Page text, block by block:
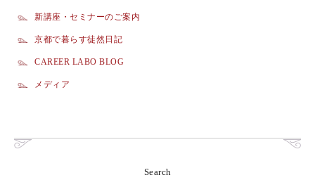
新講座・セミナーのご案内
京都で暮らす徒然日記
CAREER LABO BLOG
メディア
Search